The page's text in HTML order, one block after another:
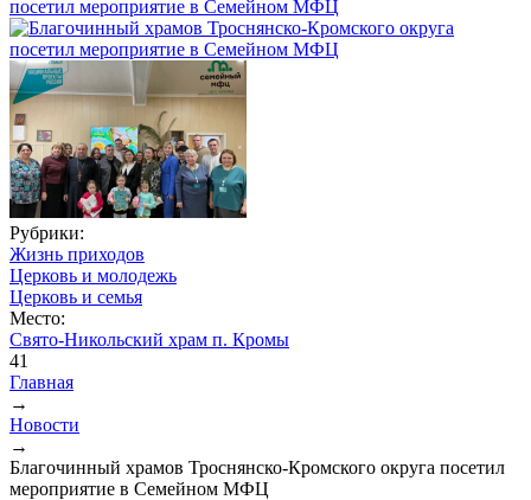
Рубрики:
Жизнь приходов
Церковь и молодежь
Церковь и семья
Место:
Свято-Никольский храм п. Кромы
41
Вы здесь
Главная
→
Новости
→
Благочинный храмов Троснянско-Кромского округа посетил
мероприятие в Семейном МФЦ